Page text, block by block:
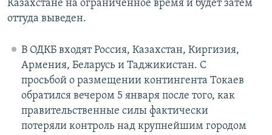
Казахстане на ограниченное время и будет затем
оттуда выведен.
В ОДКБ входят Россия, Казахстан, Киргизия,
Армения, Беларусь и Таджикистан. С
просьбой о размещении контингента Токаев
обратился вечером 5 января после того, как
правительственные силы фактически
потеряли контроль над крупнейшим городом